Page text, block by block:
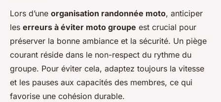
Lors d’une organisation randonnée moto, anticiper
les erreurs à éviter moto groupe est crucial pour
préserver la bonne ambiance et la sécurité. Un piège
courant réside dans le non-respect du rythme du
groupe. Pour éviter cela, adaptez toujours la vitesse
et les pauses aux capacités des membres, ce qui
favorise une cohésion durable.